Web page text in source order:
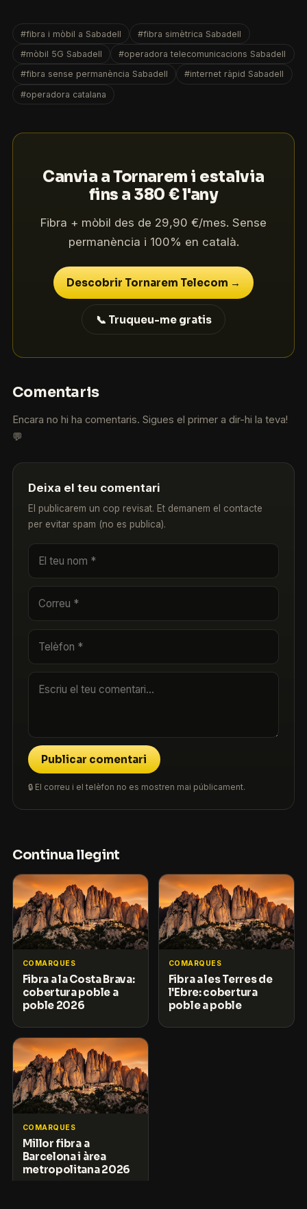
#fibra i mòbil a Sabadell
#fibra simètrica Sabadell
#mòbil 5G Sabadell
#operadora telecomunicacions Sabadell
#fibra sense permanència Sabadell
#internet ràpid Sabadell
#operadora catalana
Canvia a Tornarem i estalvia
fins a 380 € l'any
Fibra + mòbil des de 29,90 €/mes. Sense
permanència i 100% en català.
Descobrir Tornarem Telecom →
📞 Truqueu-me gratis
Comentaris
Encara no hi ha comentaris. Sigues el primer a dir-hi la teva!
💬
Deixa el teu comentari
El publicarem un cop revisat. Et demanem el contacte
per evitar spam (no es publica).
Publicar comentari
🔒 El correu i el telèfon no es mostren mai públicament.
Continua llegint
COMARQUES
Fibra a la Costa Brava:
cobertura poble a
poble 2026
COMARQUES
Fibra a les Terres de
l'Ebre: cobertura
poble a poble
COMARQUES
Millor fibra a
Barcelona i àrea
metropolitana 2026